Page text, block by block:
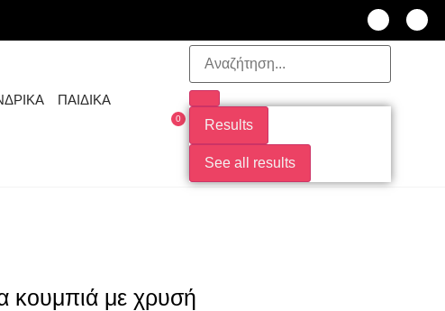
ΠΑΙΔΙΚΑ
0 Results
See all results
κουμπιά με χρυσή